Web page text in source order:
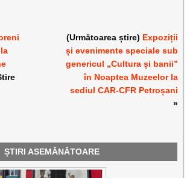
(Următoarea știre) Expoziții
și evenimente speciale sub
genericul „Cultura și banii”
în Noaptea Muzeelor la
sediul CAR-CFR Petroșani
»
ȘTIRI ASEMĂNĂTOARE